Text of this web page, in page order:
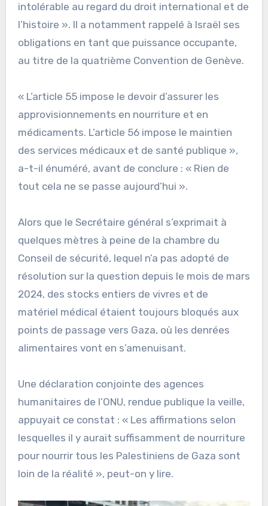
intolérable au regard du droit international et de
l’histoire ». Il a notamment rappelé à Israël ses
obligations en tant que puissance occupante,
au titre de la quatrième Convention de Genève.
« L’article 55 impose le devoir d’assurer les
approvisionnements en nourriture et en
médicaments. L’article 56 impose le maintien
des services médicaux et de santé publique »,
a-t-il énuméré, avant de conclure : « Rien de
tout cela ne se passe aujourd’hui ».
Alors que le Secrétaire général s’exprimait à
quelques mètres à peine de la chambre du
Conseil de sécurité, lequel n’a pas adopté de
résolution sur la question depuis le mois de mars
2024, des stocks entiers de vivres et de
matériel médical étaient toujours bloqués aux
points de passage vers Gaza, où les denrées
alimentaires vont en s’amenuisant.
Une déclaration conjointe des agences
humanitaires de l’ONU, rendue publique la veille,
appuyait ce constat : « Les affirmations selon
lesquelles il y aurait suffisamment de nourriture
pour nourrir tous les Palestiniens de Gaza sont
loin de la réalité », peut-on y lire.